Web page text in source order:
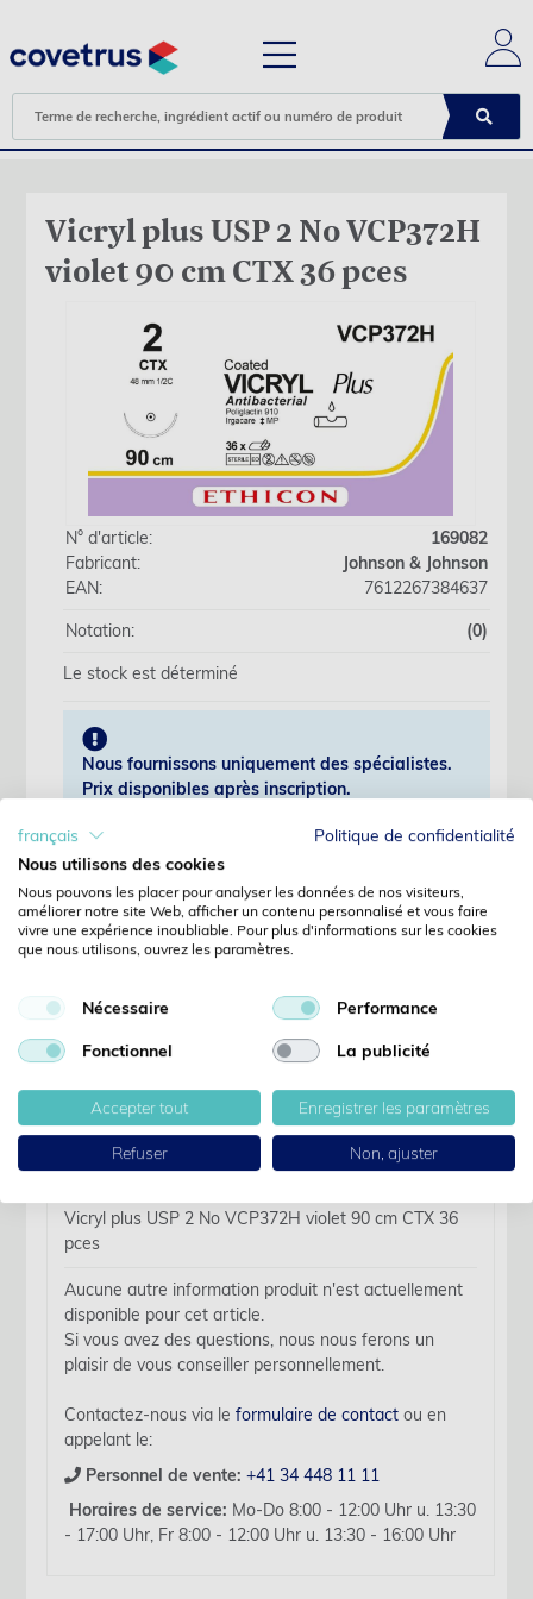
Vicryl plus USP 2 No VCP372H
violet 90 cm CTX 36 pces
N° d'article:
169082
Fabricant:
Johnson & Johnson
EAN:
7612267384637
Notation:
(0)
Le stock est déterminé
Nous fournissons uniquement des spécialistes.
Prix disponibles après inscription.
Pas encore client?
Enregistrer
Mot de passe oublié?
Détails
Des détails
Vicryl plus USP 2 No VCP372H violet 90 cm CTX 36
pces
Aucune autre information produit n'est actuellement
disponible pour cet article.
Si vous avez des questions, nous nous ferons un
plaisir de vous conseiller personnellement.
Contactez-nous via leformulaire de contact ou en
appelant le:
Personnel de vente: +41 34 448 11 11
Horaires de service: Mo-Do 8:00 - 12:00 Uhr u. 13:30
- 17:00 Uhr, Fr 8:00 - 12:00 Uhr u. 13:30 - 16:00 Uhr
français
Politique de confidentialité
Nous utilisons des cookies
Nous pouvons les placer pour analyser les données de nos visiteurs,
améliorer notre site Web, afficher un contenu personnalisé et vous faire
vivre une expérience inoubliable. Pour plus d'informations sur les cookies
que nous utilisons, ouvrez les paramètres.
Nécessaire Performance
Fonctionnel La publicité
Accepter tout Enregistrer les paramètres
Refuser Non, ajuster